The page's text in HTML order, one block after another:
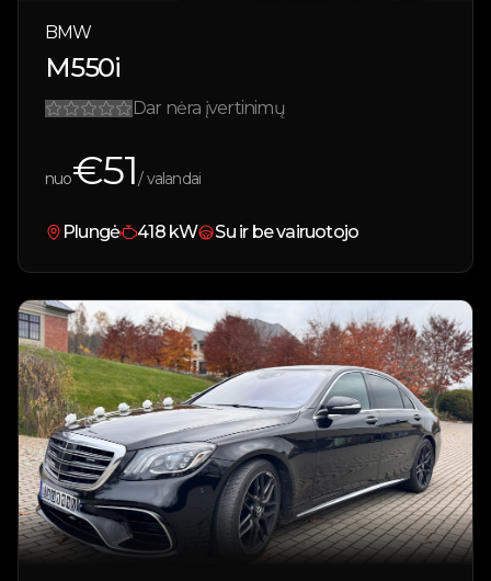
BMW
M550i
Dar nėra įvertinimų
nuo€51/ valandai
Plungė 418 kW Su ir be vairuotojo